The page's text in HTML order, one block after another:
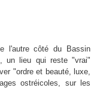
l'autre côté du Bassin
un lieu qui reste "vrai"
"ordre et beauté, luxe,
ostréicoles, sur les